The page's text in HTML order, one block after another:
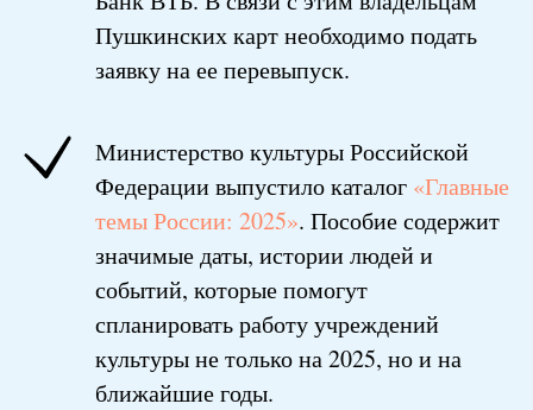
Пушкинских карт необходимо подать
заявку на ее перевыпуск.
Министерство культуры Российской
Федерации выпустило каталог «Главные
темы России: 2025». Пособие содержит
значимые даты, истории людей и
событий, которые помогут
спланировать работу учреждений
культуры не только на 2025, но и на
ближайшие годы.